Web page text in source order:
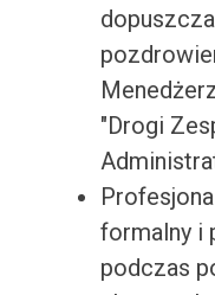
"Drogi
formalny i
podczas